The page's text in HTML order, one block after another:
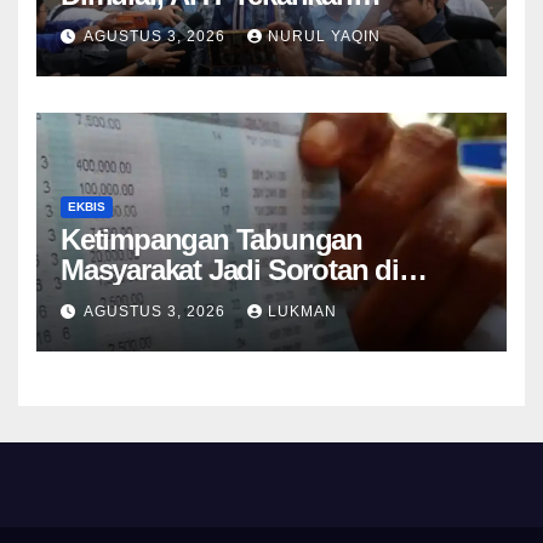
Keselamatan Kapal
AGUSTUS 3, 2026 NURUL YAQIN
EKBIS
Ketimpangan Tabungan
Masyarakat Jadi Sorotan di
Tengah Perlambatan DPK 2026
AGUSTUS 3, 2026 LUKMAN